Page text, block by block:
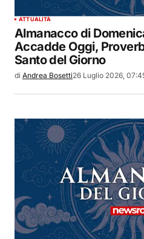
ATTUALITÀ
Almanacco di
Accadde Oggi,
Santo del Giorno
di Andrea Bosetti26 Luglio 2026,